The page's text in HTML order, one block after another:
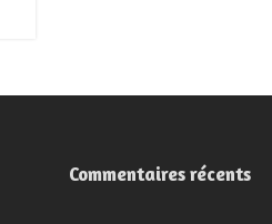
Commentaires récents